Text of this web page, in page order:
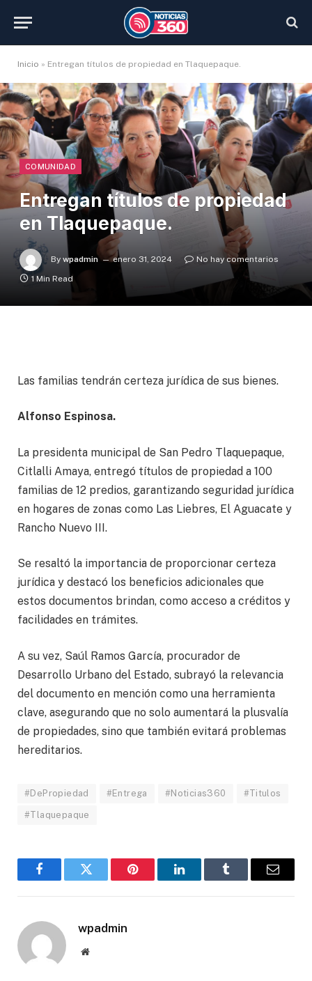
Inicio » Entregan títulos de propiedad en Tlaquepaque.
COMUNIDAD
Entregan títulos de propiedad
en Tlaquepaque.
By wpadmin enero 31, 2024
No hay comentarios
1 Min Read
Las familias tendrán certeza jurídica de sus bienes.
Alfonso Espinosa.
La presidenta municipal de San Pedro Tlaquepaque,
Citlalli Amaya, entregó títulos de propiedad a 100
familias de 12 predios, garantizando seguridad jurídica
en hogares de zonas como Las Liebres, El Aguacate y
Rancho Nuevo III.
Se resaltó la importancia de proporcionar certeza
jurídica y destacó los beneficios adicionales que
estos documentos brindan, como acceso a créditos y
facilidades en trámites.
A su vez, Saúl Ramos García, procurador de
Desarrollo Urbano del Estado, subrayó la relevancia
del documento en mención como una herramienta
clave, asegurando que no solo aumentará la plusvalía
de propiedades, sino que también evitará problemas
hereditarios.
#DePropiedad #Entrega #Noticias360 #Titulos
#Tlaquepaque
FacebookTwitter Pinterest LinkedInTumblr Email
wpadmin
Website